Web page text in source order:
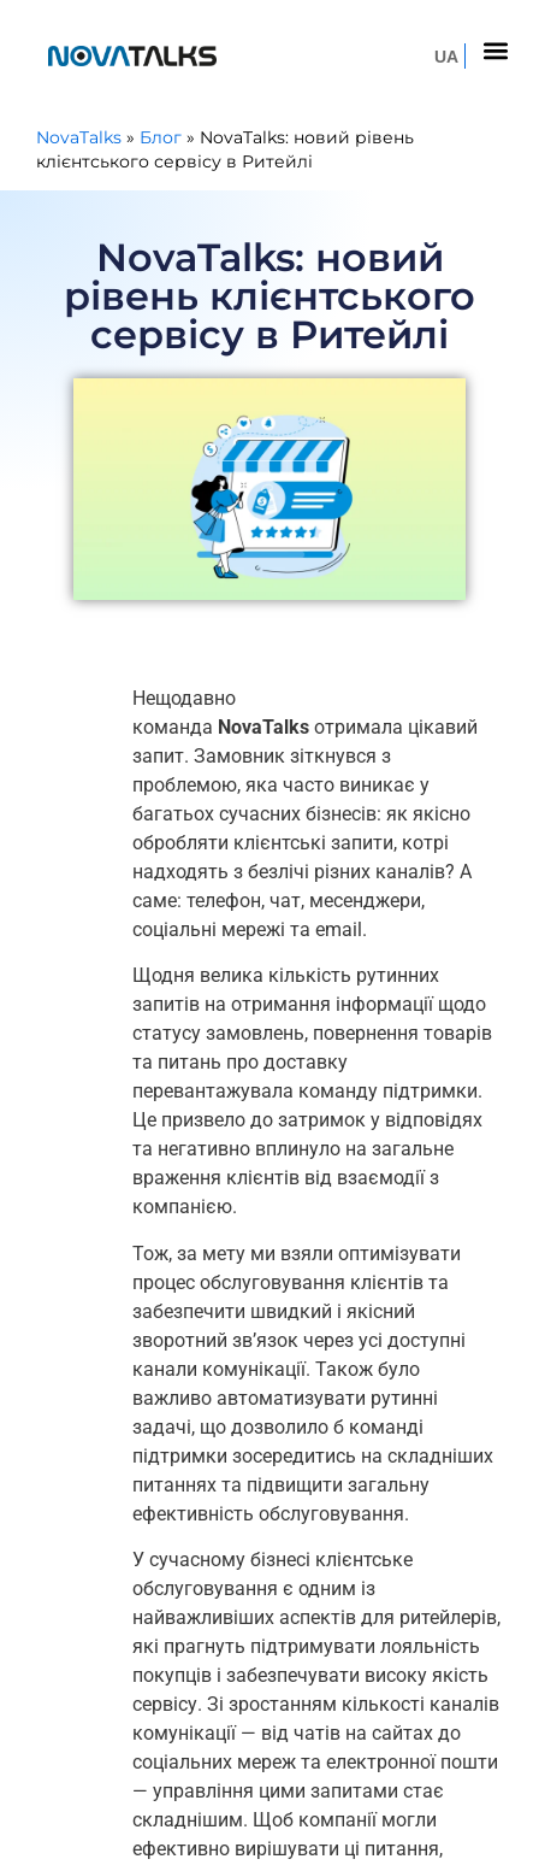
UA
NovaTalks » Блог » NovaTalks: новий рівень
клієнтського сервісу в Ритейлі
NovaTalks: новий
рівень клієнтського
сервісу в Ритейлі
Нещодавно
команда NovaTalks отримала цікавий
запит. Замовник зіткнувся з
проблемою, яка часто виникає у
багатьох сучасних бізнесів: як якісно
обробляти клієнтські запити, котрі
надходять з безлічі різних каналів? А
саме: телефон, чат, месенджери,
соціальні мережі та email.
Щодня велика кількість рутинних
запитів на отримання інформації щодо
статусу замовлень, повернення товарів
та питань про доставку
перевантажувала команду підтримки.
Це призвело до затримок у відповідях
та негативно вплинуло на загальне
враження клієнтів від взаємодії з
компанією.
Тож, за мету ми взяли оптимізувати
процес обслуговування клієнтів та
забезпечити швидкий і якісний
зворотний зв’язок через усі доступні
канали комунікації. Також було
важливо автоматизувати рутинні
задачі, що дозволило б команді
підтримки зосередитись на складніших
питаннях та підвищити загальну
ефективність обслуговування.
У сучасному бізнесі клієнтське
обслуговування є одним із
найважливіших аспектів для ритейлерів,
які прагнуть підтримувати лояльність
покупців і забезпечувати високу якість
сервісу. Зі зростанням кількості каналів
комунікації — від чатів на сайтах до
соціальних мереж та електронної пошти
— управління цими запитами стає
складнішим. Щоб компанії могли
ефективно вирішувати ці питання,